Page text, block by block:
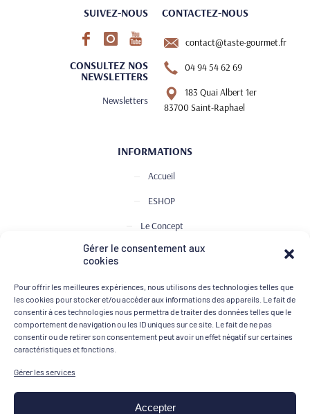
Gérer le consentement aux
cookies
Pour offrir les meilleures expériences, nous utilisons des technologies telles que
les cookies pour stocker et/ou accéder aux informations des appareils. Le fait de
consentir à ces technologies nous permettra de traiter des données telles que le
comportement de navigation ou les ID uniques sur ce site. Le fait de ne pas
consentir ou de retirer son consentement peut avoir un effet négatif sur certaines
caractéristiques et fonctions.
Gérer les services
Accepter
SUIVEZ-NOUS
CONSULTEZ NOS
NEWSLETTERS
Newsletters
CONTACTEZ-NOUS
contact@taste-gourmet.fr
04 94 54 62 69
183 Quai Albert 1er
83700 Saint-Raphael
INFORMATIONS
Accueil
ESHOP
Le Concept
Club de Dégustation
Contact
MOYENS DE PAIEMENT